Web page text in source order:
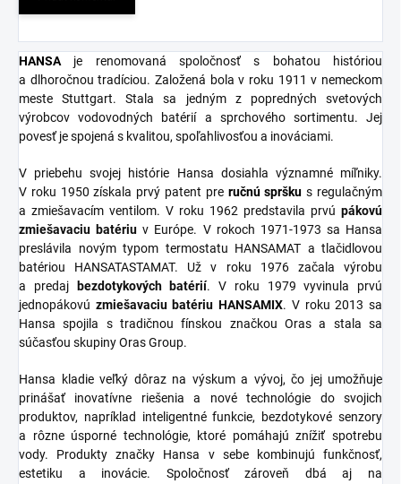
HANSAje renomovaná spoločnosť s bohatou históriou
a dlhoročnou tradíciou. Založená bola v roku 1911 v nemeckom
meste Stuttgart. Stala sa jedným z popredných svetových
výrobcov vodovodných batérií a sprchového sortimentu. Jej
povesť je spojená s kvalitou, spoľahlivosťou a inováciami.
V priebehu svojej histórie Hansa dosiahla významné míľniky.
V roku 1950 získala prvý patent pre ručnú spršku s regulačným
a zmiešavacím ventilom. V roku 1962 predstavila prvú pákovú
zmiešavaciu batériu v Európe. V rokoch 1971-1973 sa Hansa
preslávila novým typom termostatu HANSAMAT a tlačidlovou
batériou HANSATASTAMAT. Už v roku 1976 začala výrobu
a predaj
bezdotykových batérií. V roku 1979 vyvinula prvú
jednopákovú zmiešavaciu batériu HANSAMIX. V roku 2013 sa
Hansa spojila s tradičnou fínskou značkou Oras a stala sa
súčasťou skupiny Oras Group.
Hansa kladie veľký dôraz na výskum a vývoj, čo jej umožňuje
prinášať inovatívne riešenia a nové technológie do svojich
produktov, napríklad inteligentné funkcie, bezdotykové senzory
a rôzne úsporné technológie, ktoré pomáhajú znížiť spotrebu
vody. Produkty značky Hansa v sebe kombinujú funkčnosť,
estetiku a inovácie. Spoločnosť zároveň dbá aj na